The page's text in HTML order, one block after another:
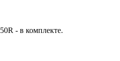
- в комплекте.